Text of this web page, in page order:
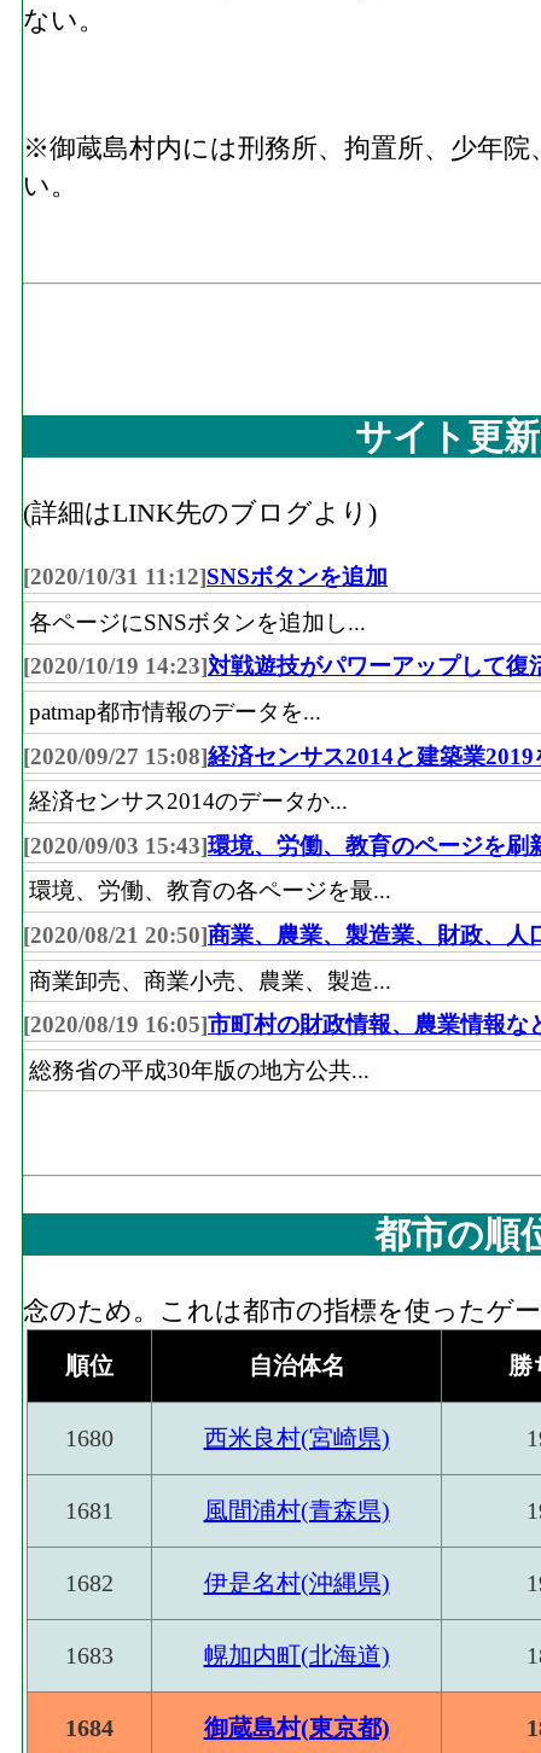
ない。
※御蔵島村内には刑務所、拘置所、少年
い。
サイト更
(詳細はLINK先のブログより)
[2020/10/31 11:12]SNSボタンを追加
各ページにSNSボタンを追加し...
[2020/10/19 14:23]対戦遊技がパワーアップして復
patmap都市情報のデータを...
[2020/09/27 15:08]経済センサス2014と建築業2019
経済センサス2014のデータか...
[2020/09/03 15:43]環境、労働、教育のページを刷
環境、労働、教育の各ページを最...
[2020/08/21 20:50]商業、農業、製造業、財政、人
商業卸売、商業小売、農業、製造...
[2020/08/19 16:05]市町村の財政情報、農業情報な
総務省の平成30年版の地方公共...
都市の順
念のため。これは都市の指標を使ったゲ
順位 自治体名 勝
1680 西米良村(宮崎県)
1681 風間浦村(青森県)
1682 伊是名村(沖縄県)
1683 幌加内町(北海道)
1684 御蔵島村(東京都)